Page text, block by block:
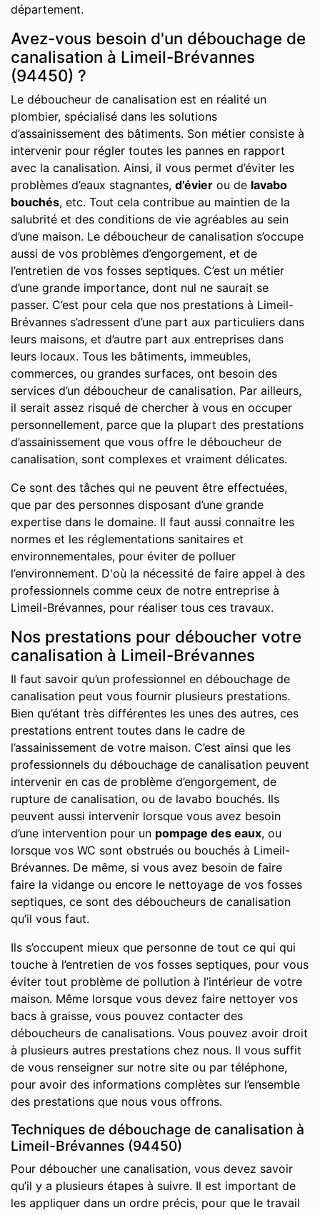
département.
Avez-vous besoin d'un débouchage de
canalisation à Limeil-Brévannes
(94450) ?
Le déboucheur de canalisation est en réalité un
plombier, spécialisé dans les solutions
d’assainissement des bâtiments. Son métier consiste à
intervenir pour régler toutes les pannes en rapport
avec la canalisation. Ainsi, il vous permet d’éviter les
problèmes d’eaux stagnantes, d’évier ou de lavabo
bouchés, etc. Tout cela contribue au maintien de la
salubrité et des conditions de vie agréables au sein
d’une maison. Le déboucheur de canalisation s’occupe
aussi de vos problèmes d’engorgement, et de
l’entretien de vos fosses septiques. C’est un métier
d’une grande importance, dont nul ne saurait se
passer. C’est pour cela que nos prestations à Limeil-
Brévannes s’adressent d’une part aux particuliers dans
leurs maisons, et d’autre part aux entreprises dans
leurs locaux. Tous les bâtiments, immeubles,
commerces, ou grandes surfaces, ont besoin des
services d’un déboucheur de canalisation. Par ailleurs,
il serait assez risqué de chercher à vous en occuper
personnellement, parce que la plupart des prestations
d’assainissement que vous offre le déboucheur de
canalisation, sont complexes et vraiment délicates.
Ce sont des tâches qui ne peuvent être effectuées,
que par des personnes disposant d’une grande
expertise dans le domaine. Il faut aussi connaitre les
normes et les réglementations sanitaires et
environnementales, pour éviter de polluer
l’environnement. D'où la nécessité de faire appel à des
professionnels comme ceux de notre entreprise à
Limeil-Brévannes, pour réaliser tous ces travaux.
Nos prestations pour déboucher votre
canalisation à Limeil-Brévannes
Il faut savoir qu’un professionnel en débouchage de
canalisation peut vous fournir plusieurs prestations.
Bien qu’étant très différentes les unes des autres, ces
prestations entrent toutes dans le cadre de
l’assainissement de votre maison. C’est ainsi que les
professionnels du débouchage de canalisation peuvent
intervenir en cas de problème d’engorgement, de
rupture de canalisation, ou de lavabo bouchés. Ils
peuvent aussi intervenir lorsque vous avez besoin
d’une intervention pour un pompage des eaux, ou
lorsque vos WC sont obstrués ou bouchés à Limeil-
Brévannes. De même, si vous avez besoin de faire
faire la vidange ou encore le nettoyage de vos fosses
septiques, ce sont des déboucheurs de canalisation
qu’il vous faut.
Ils s’occupent mieux que personne de tout ce qui qui
touche à l’entretien de vos fosses septiques, pour vous
éviter tout problème de pollution à l’intérieur de votre
maison. Même lorsque vous devez faire nettoyer vos
bacs à graisse, vous pouvez contacter des
déboucheurs de canalisations. Vous pouvez avoir droit
à plusieurs autres prestations chez nous. Il vous suffit
de vous renseigner sur notre site ou par téléphone,
pour avoir des informations complètes sur l’ensemble
des prestations que nous vous offrons.
Techniques de débouchage de canalisation à
Limeil-Brévannes (94450)
Pour déboucher une canalisation, vous devez savoir
qu’il y a plusieurs étapes à suivre. Il est important de
les appliquer dans un ordre précis, pour que le travail